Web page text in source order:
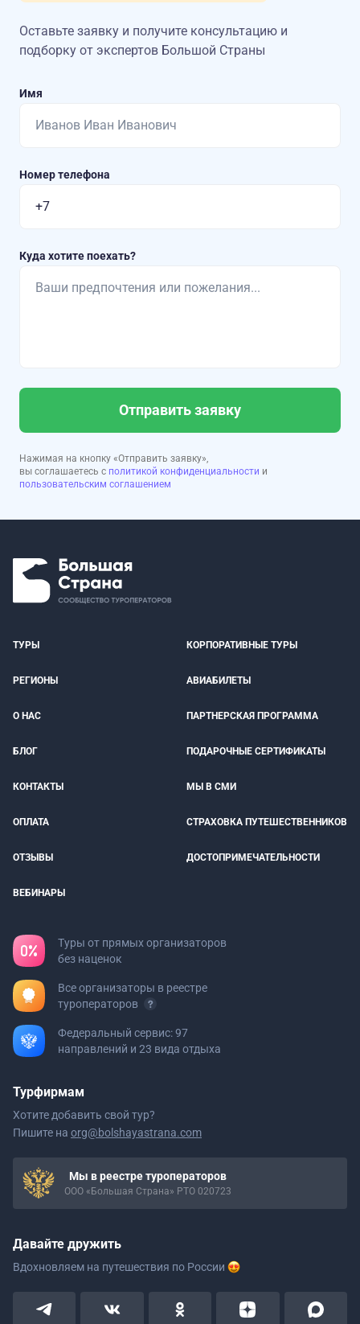
Оставьте заявку и получите консультацию и
подборку от экспертов Большой Страны
Имя
Номер телефона
Куда хотите поехать?
Отправить заявку
Нажимая на кнопку «Отправить заявку»,
вы соглашаетесь с политикой конфиденциальности и
пользовательским соглашением
ТУРЫ КОРПОРАТИВНЫЕ ТУРЫ
РЕГИОНЫ АВИАБИЛЕТЫ
О НАС ПАРТНЕРСКАЯ ПРОГРАММА
БЛОГ ПОДАРОЧНЫЕ СЕРТИФИКАТЫ
КОНТАКТЫ МЫ В СМИ
ОПЛАТА СТРАХОВКА ПУТЕШЕСТВЕННИКОВ
ОТЗЫВЫ ДОСТОПРИМЕЧАТЕЛЬНОСТИ
ВЕБИНАРЫ
Туры от прямых организаторов
без наценок
Все организаторы в реестре
туроператоров
Федеральный сервис: 97
направлений и 23 вида отдыха
Турфирмам
Хотите добавить свой тур?
Пишите на org@bolshayastrana.com
Мы в реестре туроператоров
ООО «Большая Страна» РТО 020723
Давайте дружить
Вдохновляем на путешествия по России